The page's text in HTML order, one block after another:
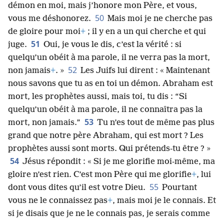
démon en moi, mais j’honore mon Père, et vous,
vous me déshonorez. 50 Mais moi je ne cherche pas
de gloire pour moi+ ; il y en a un qui cherche et qui
juge. 51 Oui, je vous le dis, c’est la vérité : si
quelqu’un obéit à ma parole, il ne verra pas la mort,
non jamais+. » 52 Les Juifs lui dirent : « Maintenant
nous savons que tu as en toi un démon. Abraham est
mort, les prophètes aussi, mais toi, tu dis : “Si
quelqu’un obéit à ma parole, il ne connaîtra pas la
mort, non jamais.” 53 Tu n’es tout de même pas plus
grand que notre père Abraham, qui est mort ? Les
prophètes aussi sont morts. Qui prétends-tu être ? »
54 Jésus répondit : « Si je me glorifie moi-même, ma
gloire n’est rien. C’est mon Père qui me glorifie+, lui
dont vous dites qu’il est votre Dieu. 55 Pourtant
vous ne le connaissez pas+, mais moi je le connais. Et
si je disais que je ne le connais pas, je serais comme